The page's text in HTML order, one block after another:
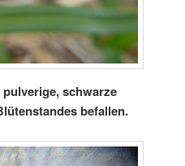
schwarze
befallen.